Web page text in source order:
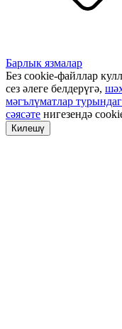
Барлык язмалар
Без cookie-файллар
сез әлеге белдерүгә,
мәгълүматлар
сәясәте нигезендә
Килешү